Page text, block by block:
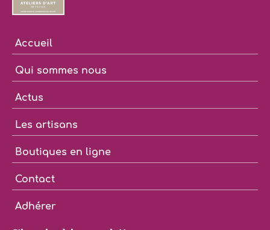
Accueil
Qui sommes nous
Actus
Les artisans
Boutiques en ligne
Contact
Adhérer